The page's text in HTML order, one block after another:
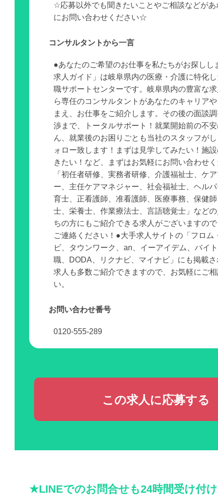
☆応募以外でも聞きたいことやご相談などがあ
にお問い合わせください☆
コンサルタントから一言
●あなたのご希望のお仕事を私たちがお探しし
求人ガイド」は岐阜県内の医療・介護に特化
職サポートセンターです。岐阜県内の豊富な
ら専任のコンサルタントがあなたのキャリア
まえ、お仕事をご紹介します。その後の面談
渉まで、トータルサポート！就業開始前の不
ん、就業後のお困りごとも当社のスタッフが
ォロー致します！まずは見学してみたい！施
きたい！など、まずはお気軽にお問い合わせ
「初任者研修、実務者研修、介護福祉士、ケ
ー、主任ケアマネジャー、社会福祉士、ヘル
育士、正看護師、准看護師、医療事務、保健
士、栄養士、作業療法士、言語聴覚士」など
ちの方にもご紹介できる求人がございますの
ご連絡ください！●大手求人サイトの「フロム
ビ、タウンワーク、an、イーアイデム、バイ
職、DODA、リクナビ、マイナビ」にも掲載
求人も多数ご紹介できますので、お気軽にご
い。
お問い合わせ番号
0120-555-289
この求人に応募する
★LINEでのお問合せも24時間受け付